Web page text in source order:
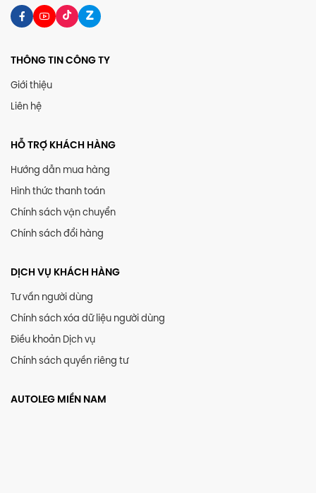
THÔNG TIN CÔNG TY
Giới thiệu
Liên hệ
HỖ TRỢ KHÁCH HÀNG
Hướng dẫn mua hàng
Hình thức thanh toán
Chính sách vận chuyển
Chính sách đổi hàng
DỊCH VỤ KHÁCH HÀNG
Tư vấn người dùng
Chính sách xóa dữ liệu người dùng
Điều khoản Dịch vụ
Chính sách quyền riêng tư
AUTOLEG MIỀN NAM